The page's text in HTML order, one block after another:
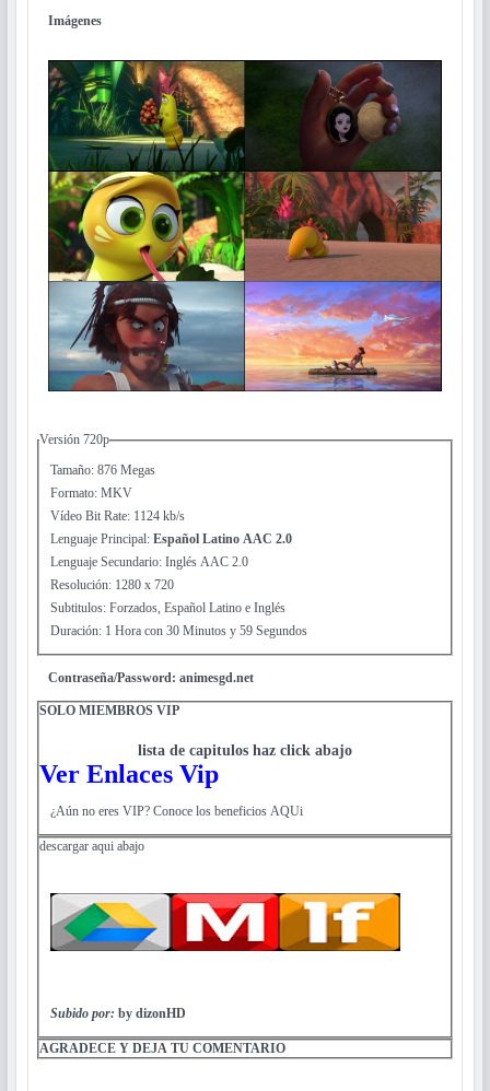
Imágenes
Versión 720p
Tamaño: 876 Megas
Formato: MKV
Vídeo Bit Rate: 1124 kb/s
Lenguaje Principal: Español Latino AAC 2.0
Lenguaje Secundario: Inglés AAC 2.0
Resolución: 1280 x 720
Subtitulos: Forzados, Español Latino e Inglés
Duración: 1 Hora con 30 Minutos y 59 Segundos
Contraseña/Password: animesgd.net
SOLO MIEMBROS VIP
lista de capitulos haz click abajo
Ver Enlaces Vip
¿Aún no eres VIP? Conoce los beneficios AQUi
descargar aqui abajo
Subido por: by dizonHD
AGRADECE Y DEJA TU COMENTARIO